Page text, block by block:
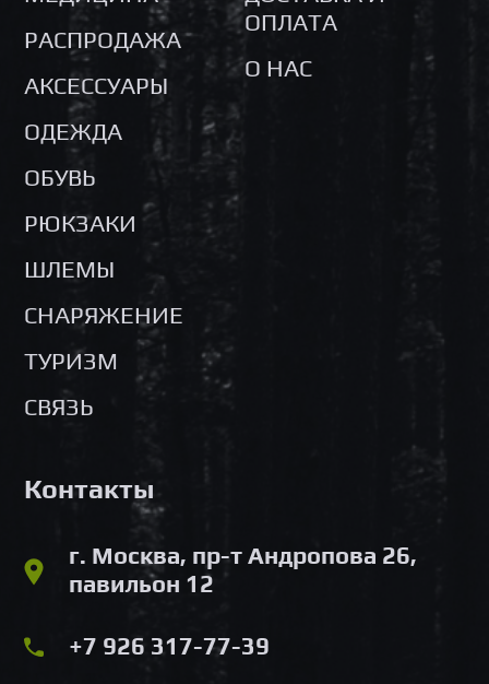
РАСПРОДАЖА
АКСЕССУАРЫ
ОДЕЖДА
ОБУВЬ
РЮКЗАКИ
ШЛЕМЫ
СНАРЯЖЕНИЕ
ТУРИЗМ
СВЯЗЬ
ОПЛАТА
О НАС
Контакты
г. Москва, пр-т Андропова 26,
павильон 12
+7 926 317-77-39